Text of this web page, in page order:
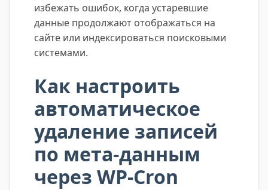
избежать ошибок, когда устаревшие
данные продолжают отображаться на
сайте или индексироваться поисковыми
системами.
Как настроить
автоматическое
удаление записей
по мета-данным
через WP-Cron